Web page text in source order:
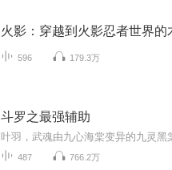
596 179.3万
斗罗之最强辅助
487 766.2万